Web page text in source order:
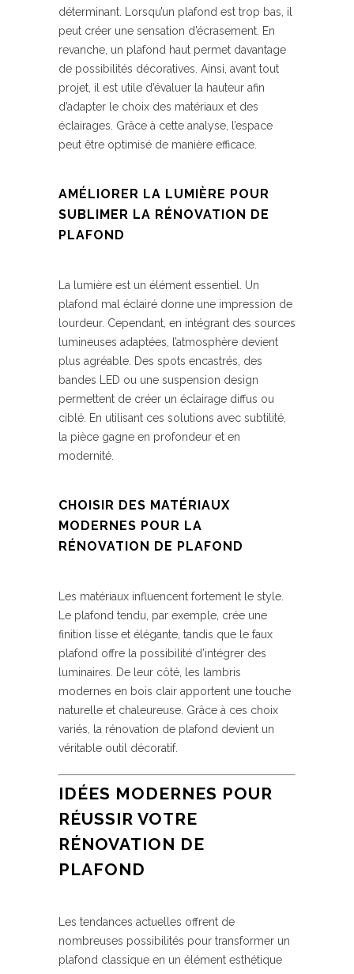
déterminant. Lorsqu’un plafond est trop bas, il
peut créer une sensation d’écrasement. En
revanche, un plafond haut permet davantage
de possibilités décoratives. Ainsi, avant tout
projet, il est utile d’évaluer la hauteur afin
d’adapter le choix des matériaux et des
éclairages. Grâce à cette analyse, l’espace
peut être optimisé de manière efficace.
AMÉLIORER LA LUMIÈRE POUR
SUBLIMER LA RÉNOVATION DE
PLAFOND
La lumière est un élément essentiel. Un
plafond mal éclairé donne une impression de
lourdeur. Cependant, en intégrant des sources
lumineuses adaptées, l’atmosphère devient
plus agréable. Des spots encastrés, des
bandes LED ou une suspension design
permettent de créer un éclairage diffus ou
ciblé. En utilisant ces solutions avec subtilité,
la pièce gagne en profondeur et en
modernité.
CHOISIR DES MATÉRIAUX
MODERNES POUR LA
RÉNOVATION DE PLAFOND
Les matériaux influencent fortement le style.
Le plafond tendu, par exemple, crée une
finition lisse et élégante, tandis que le faux
plafond offre la possibilité d’intégrer des
luminaires. De leur côté, les lambris
modernes en bois clair apportent une touche
naturelle et chaleureuse. Grâce à ces choix
variés, la rénovation de plafond devient un
véritable outil décoratif.
IDÉES MODERNES POUR
RÉUSSIR VOTRE
RÉNOVATION DE
PLAFOND
Les tendances actuelles offrent de
nombreuses possibilités pour transformer un
plafond classique en un élément esthétique